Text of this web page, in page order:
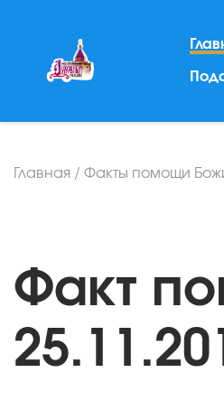
Главная / Факты помощи
Факт